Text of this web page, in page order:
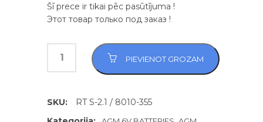
Šī prece ir tikai pēc pasūtījuma !
Этот товар только под заказ !
PIEVIENOT GROZAM
SKU:
RT S-2.1 / 8010-355